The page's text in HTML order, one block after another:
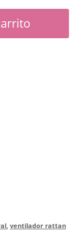
ventilador rattan